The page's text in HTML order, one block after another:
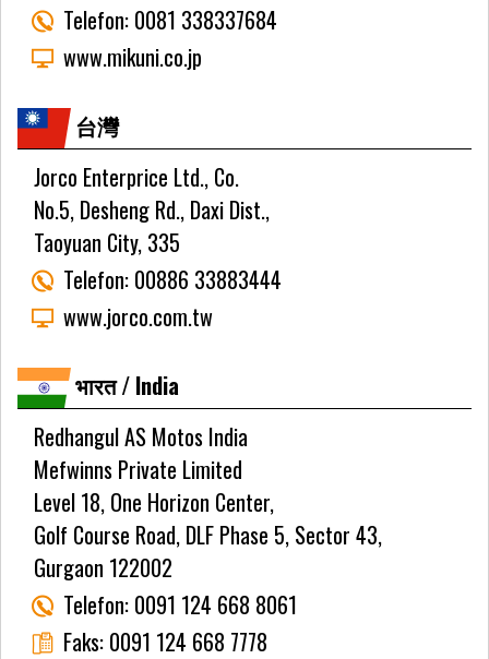
Telefon: 0081 338337684
www.mikuni.co.jp
台灣
Jorco Enterprice Ltd., Co.
No.5, Desheng Rd., Daxi Dist.,
Taoyuan City, 335
Telefon: 00886 33883444
www.jorco.com.tw
भारत / India
Redhangul AS Motos India
Mefwinns Private Limited
Level 18, One Horizon Center,
Golf Course Road, DLF Phase 5, Sector 43,
Gurgaon 122002
Telefon: 0091 124 668 8061
Faks: 0091 124 668 7778